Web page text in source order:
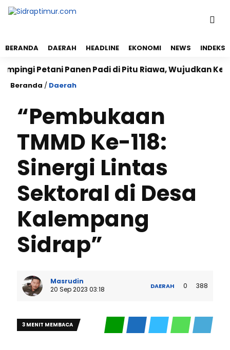
BERANDA DAERAH HEADLINE EKONOMI NEWS INDEKS
Panen Padi di Pitu Riawa, Wujudkan Ketahanan
Beranda / Daerah
“Pembukaan
TMMD Ke-118:
Sinergi Lintas
Sektoral di Desa
Kalempang
Sidrap”
Masrudin
20 Sep 2023 03:18
DAERAH 0 388
3 MENIT MEMBACA